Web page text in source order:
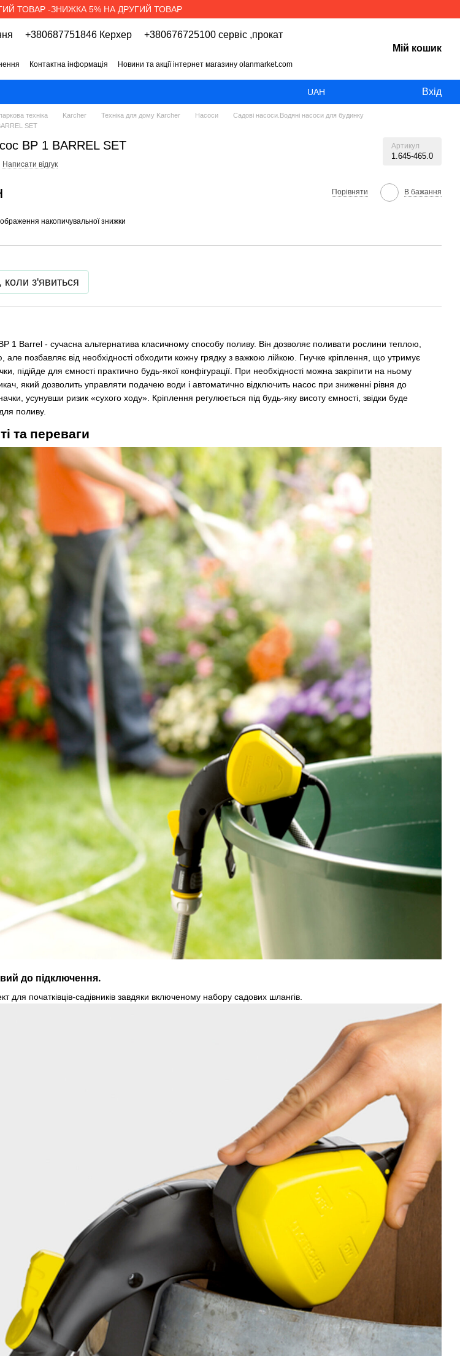
ТОВАР -ЗНИЖКА 5% НА ДРУГИЙ ТОВАР
+380687751846 Керхер +380676725100 сервіс ,прокат
Контактна інформація
Новини та акції інтернет магазину olanmarket.com
Мій кошик
UAH Вхід
техніка Karcher Техніка для дому Karcher Насоси
Садові насоси.Водяні насоси для будинку
SET
BP 1 BARREL SET Артикул
1.645-465.0
Написати відгук
Порівняти В бажання
накопичувальної знижки
коли з'явиться
1 Barrel - сучасна альтернатива класичному способу поливу. Він дозволяє поливати рослини теплою,
але позбавляє від необхідності обходити кожну грядку з важкою лійкою. Гнучке кріплення, що утримує
підійде для ємності практично будь-якої конфігурації. При необхідності можна закріпити на ньому
який дозволить управляти подачею води і автоматично відключить насос при зниженні рівня до
усунувши ризик «сухого ходу». Кріплення регулюється під будь-яку висоту ємності, звідки буде
поливу.
та переваги
до підключення.
для початківців-садівників завдяки включеному набору садових шлангів.